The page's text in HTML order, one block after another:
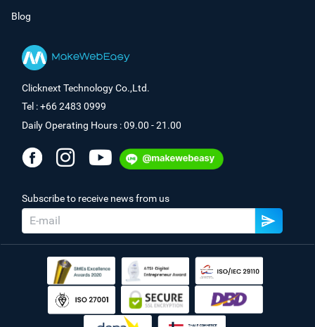
Blog
Clicknext Technology Co.,Ltd.
Tel : +66 2483 0999
Daily Operating Hours : 09.00 - 21.00
Subscribe to receive news from us